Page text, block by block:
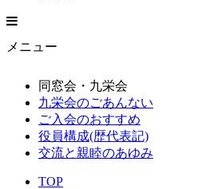
メニュー
同窓会・九栄会
九栄会のごあんない
ご入会のおすすめ
役員構成(歴代表記)
交流と親睦のあゆみ
TOP